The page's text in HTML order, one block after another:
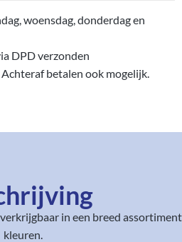
woensdag, donderdag en
DPD verzonden
betalen ook mogelijk.
in een breed assortiment
kleuren.